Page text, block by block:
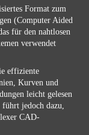
Format zum
(Computer Aided
für den nahtlosen
verwendet
effiziente
Kurven und
leicht gelesen
jedoch dazu,
CAD-